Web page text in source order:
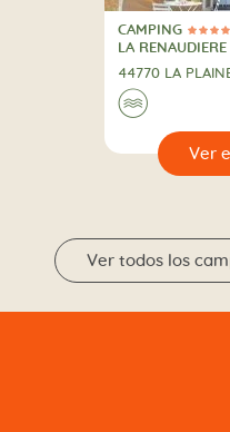
4 Estrellas
CAMPING
CAMPING
LA RENAUDIERE
44770 LA
🌊
Ver todos los